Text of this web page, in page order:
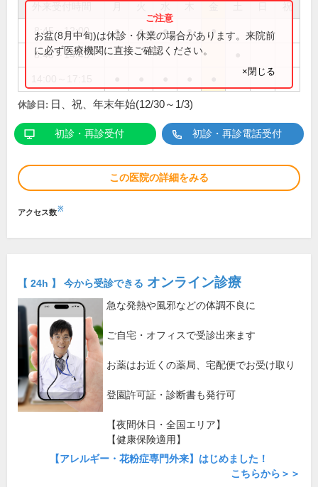
祝
8:45～12:00 ● ● ● ● ●
8:45～14:45
お盆(8月中旬)は休診・休業の場合があります。来院前
に必ず医療機関に直接ご確認ください。
×閉じる
休診日: 日、祝、年末年始(12/30～1/3)
初診・再診受付 初診・再診電話受付
この医院の詳細をみる
アクセス数※
【 24h 】 今から受診できる オンライン診療
急な発熱や風邪などの体調不良に
ご自宅・オフィスで受診出来ます
お薬はお近くの薬局、宅配便でお受け取り
登園許可証・診断書も発行可
【夜間休日・全国エリア】
【健康保険適用】
【アレルギー・花粉症専門外来】はじめました！
こちらから＞＞